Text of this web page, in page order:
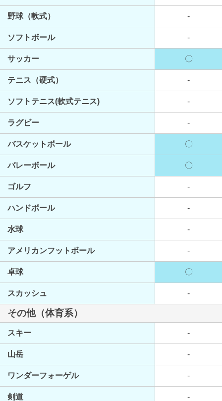
野球（軟式） -
ソフトボール -
サッカー 〇
テニス（硬式） -
ソフトテニス(軟式テニス) -
ラグビー -
バスケットボール 〇
バレーボール 〇
ゴルフ -
ハンドボール -
水球 -
アメリカンフットボール -
卓球 〇
スカッシュ -
その他（体育系）
スキー -
山岳 -
ワンダーフォーゲル -
剣道 -